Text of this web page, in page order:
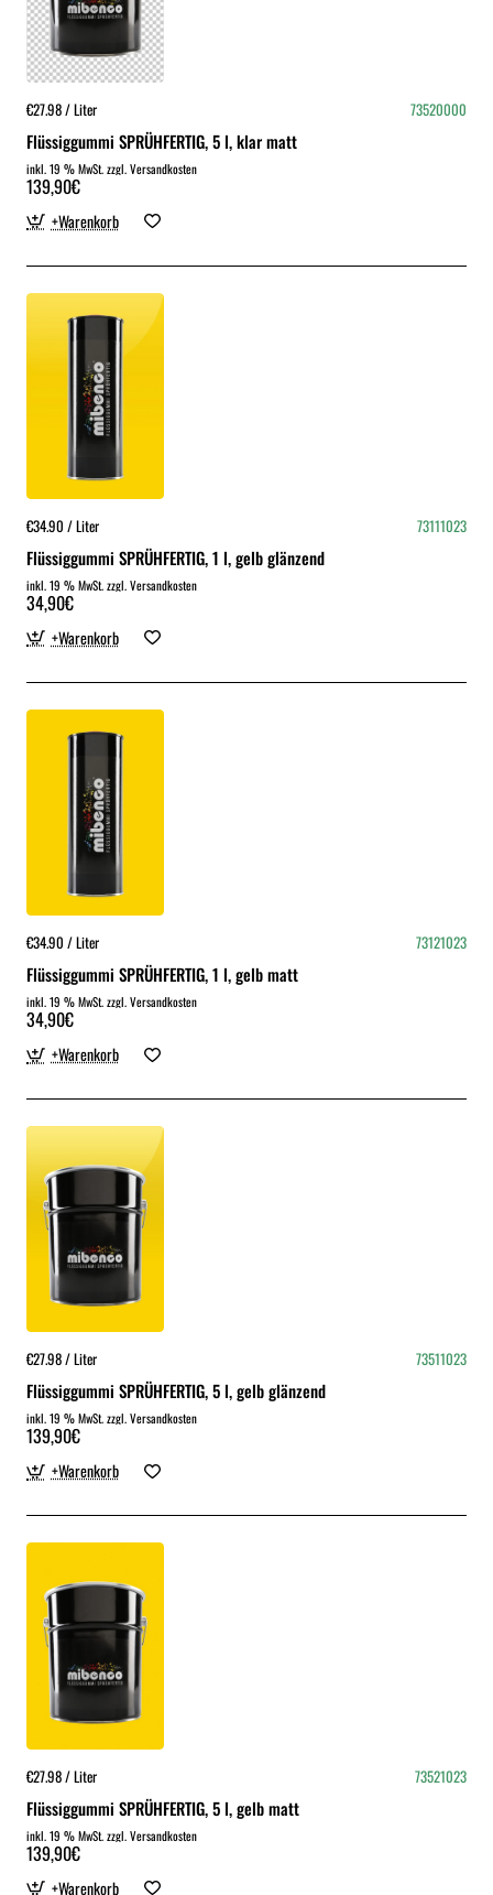
€27.98 / Liter 73520000
Flüssiggummi SPRÜHFERTIG, 5 l, klar matt
inkl. 19 % MwSt. zzgl. Versandkosten
139,90€
+Warenkorb
€34.90 / Liter 73111023
Flüssiggummi SPRÜHFERTIG, 1 l, gelb glänzend
inkl. 19 % MwSt. zzgl. Versandkosten
34,90€
+Warenkorb
€34.90 / Liter 73121023
Flüssiggummi SPRÜHFERTIG, 1 l, gelb matt
inkl. 19 % MwSt. zzgl. Versandkosten
34,90€
+Warenkorb
€27.98 / Liter 73511023
Flüssiggummi SPRÜHFERTIG, 5 l, gelb glänzend
inkl. 19 % MwSt. zzgl. Versandkosten
139,90€
+Warenkorb
€27.98 / Liter 73521023
Flüssiggummi SPRÜHFERTIG, 5 l, gelb matt
inkl. 19 % MwSt. zzgl. Versandkosten
139,90€
+Warenkorb